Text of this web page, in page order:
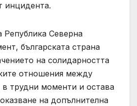
инцидента.
Република Северна
българската страна
на солидарността
отношения между
трудни моменти и остава
на допълнителна